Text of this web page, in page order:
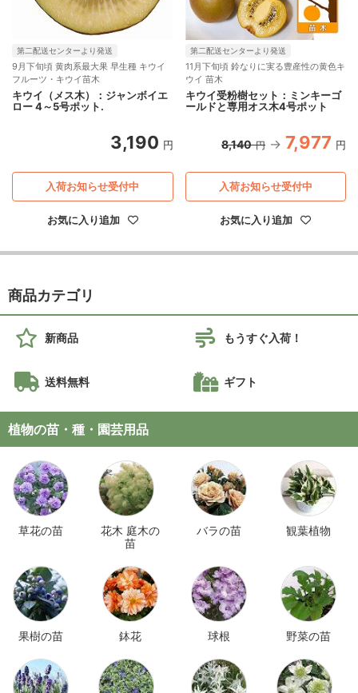
第二配送センターより発送
9月下旬頃 黄肉系最大果 早生種 キウイ
フルーツ・キウイ苗木
キウイ（メス木）：ジャンボイエ
ロー 4～5号ポット.
3,190 円
お気に入り追加
入荷お知らせ受付中
第二配送センターより発送
11月下旬頃 鈴なりに実る豊産性の黄色キ
ウイ 苗木
キウイ受粉樹セット：ミンキーゴ
ールドと専用オス木4号ポット
8,140 円 7,977 円
お気に入り追加
入荷お知らせ受付中
商品カテゴリ
新商品 もうすぐ入荷！
送料無料 ギフト
植物の苗・種・園芸用品
草花の苗
花木 庭木の
苗
バラの苗 観葉植物
果樹の苗 鉢花 球根 野菜の苗